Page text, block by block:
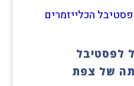
| טיול לפסטיבל
של צפת